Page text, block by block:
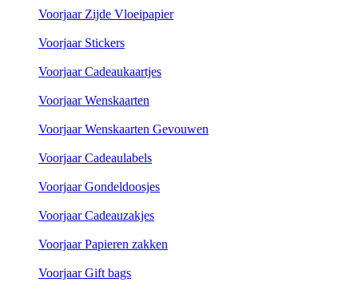
Voorjaar Zijde Vloeipapier
Voorjaar Stickers
Voorjaar Cadeaukaartjes
Voorjaar Wenskaarten
Voorjaar Wenskaarten Gevouwen
Voorjaar Cadeaulabels
Voorjaar Gondeldoosjes
Voorjaar Cadeauzakjes
Voorjaar Papieren zakken
Voorjaar Gift bags